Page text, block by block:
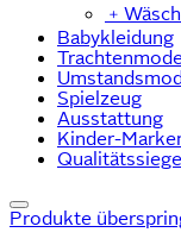
﹢
Babykleidung
Spielzeug
Ausstattung
Kinder-
Qualitätssiegel
Produkte